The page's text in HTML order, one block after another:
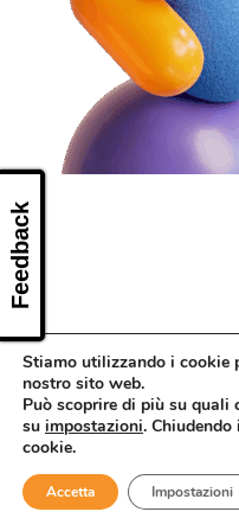
CONTATTI
Stiamo utilizzando i cookie
nostro sito web.
Può scoprire di più su
su impostazioni.
cookie.
Accetta Impostazioni
Feedback